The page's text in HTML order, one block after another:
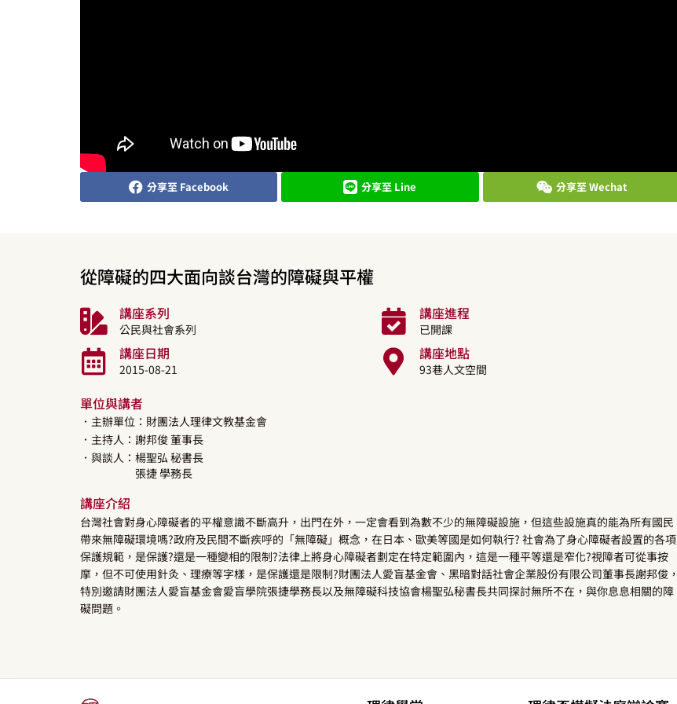
分享至 Facebook 分享至 Line 分享至 Wechat
從障礙的四大面向談台灣的障礙與平權
講座系列
公民與社會系列
講座進程
已開課
講座日期
2015-08-21
講座地點
93巷人文空間
單位與講者
．主辦單位：財團法人理律文教基金會
．主持人： 謝邦俊董事長
．與談人： 楊聖弘 秘書長
張捷學務長
講座介紹
台灣社會對身心障礙者的平權意識不斷高升，出門在外，一定會看到為數不少的無障礙設施，但這些設施真的能為所有國民
帶來無障礙環境嗎?政府及民間不斷疾呼的「無障礙」概念，在日本、歐美等國是如何執行? 社會為了身心障礙者設置的各項
保護規範，是保護?還是一種變相的限制?法律上將身心障礙者劃定在特定範圍內，這是一種平等還是窄化?視障者可從事按
摩，但不可使用針灸、理療等字樣，是保護還是限制?財團法人愛盲基金會、黑暗對話社會企業股份有限公司董事長謝邦俊，
特別邀請財團法人愛盲基金會愛盲學院張捷學務長以及無障礙科技協會楊聖弘秘書長共同探討無所不在，與你息息相關的障
礙問題。